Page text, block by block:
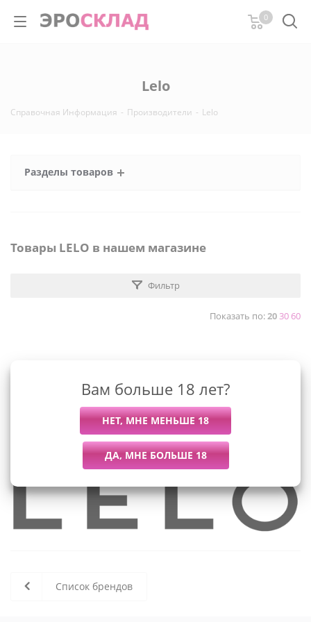
0
Lelo
Справочная Информация - Производители - Lelo
Разделы товаров
Товары LELO в нашем магазине
Фильтр
Показать по:203060
В данный момент нет активных
товаров
Список брендов
Вам больше 18 лет?